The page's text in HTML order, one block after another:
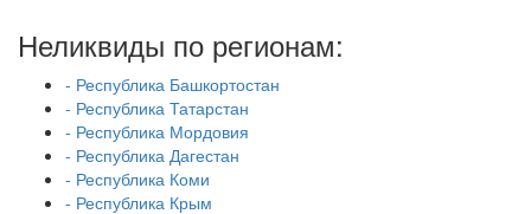
Неликвиды по регионам:
- Республика Башкортостан
- Республика Татарстан
- Республика Мордовия
- Республика Дагестан
- Республика Коми
- Республика Крым